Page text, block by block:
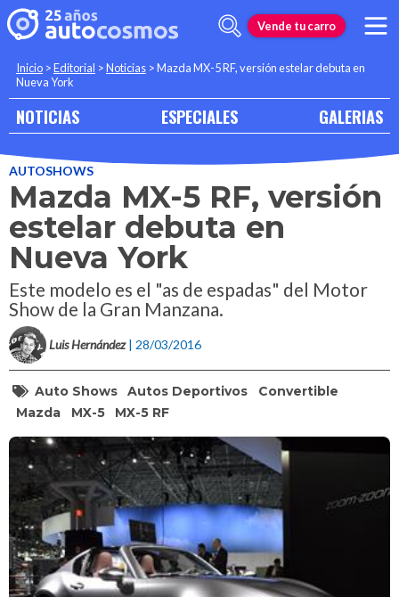
Vende tu carro
Inicio >Editorial >Noticias >Mazda MX-5 RF, versión estelar debuta en
Nueva York
NOTICIAS ESPECIALES GALERIAS
AUTOSHOWS
Mazda MX-5 RF, versión
estelar debuta en
Nueva York
Este modelo es el "as de espadas" del Motor
Show de la Gran Manzana.
Luis Hernández | 28/03/2016
Auto Shows Autos Deportivos
Convertible
Mazda
MX-5 MX-5 RF